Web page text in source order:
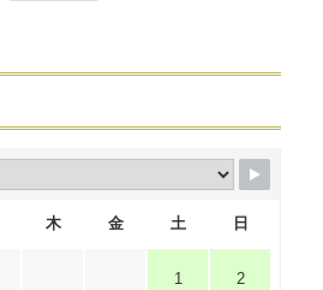
木 金 土 日
1 2